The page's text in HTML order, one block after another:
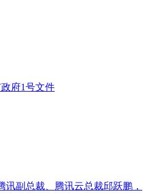
府1号文件
副总裁、腾讯云总裁邱跃鹏，